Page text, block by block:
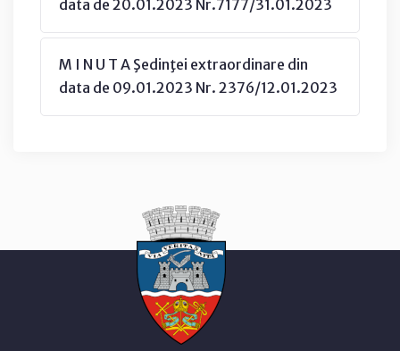
data de 20.01.2023 Nr.7177/31.01.2023
M I N U T A Şedinţei extraordinare din
data de 09.01.2023 Nr. 2376/12.01.2023